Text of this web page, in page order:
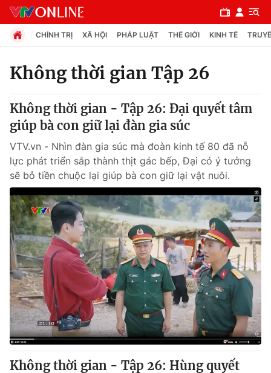
Chuyên mục
Chính trị
Xã hội
Pháp luật
Y tế
Thế giới
Tin tức
Thế giới đó đây
Câu chuyện quốc tế
Kinh tế
Tài chính
Thị trường
Góc doanh nghiệp
Dữ liệu và đời sống
Truyền hình
CHÍNH TRỊ XÃ HỘI PHÁP LUẬT THẾ GIỚI KINH TẾ
Không thời gian Tập 26
Không thời gian - Tập 26: Đại quyết tâm
giúp bà con giữ lại đàn gia súc
VTV.vn - Nhìn đàn gia súc mà đoàn kinh tế 80 đã nỗ
lực phát triển sắp thành thịt gác bếp, Đại có ý tưởng
sẽ bỏ tiền chuộc lại giúp bà con giữ lại vật nuôi.
Không thời gian - Tập 26: Hùng quyết